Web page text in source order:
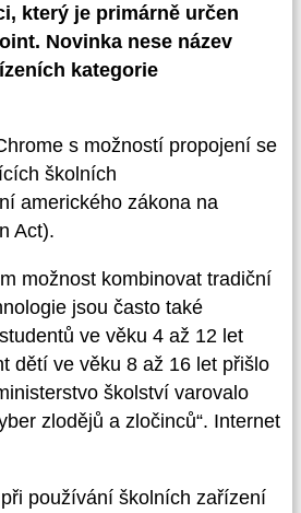
který je primárně určen
Novinka nese název
kategorie
s možností propojení se
školních
amerického zákona na
Act).
možnost kombinovat tradiční
jsou často také
ve věku 4 až 12 let
dětí ve věku 8 až 16 let přišlo
školství varovalo
zlodějů a zločinců“. Internet
používání školních zařízení